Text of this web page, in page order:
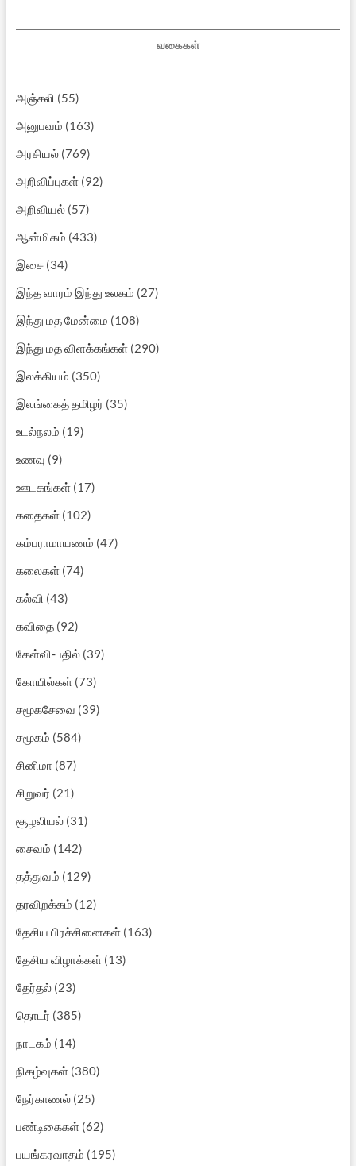
வகைகள்
அஞ்சலி (55)
அனுபவம் (163)
அரசியல்(769)
அறிவிப்புகள்(92)
அறிவியல்(57)
ஆன்மிகம் (433)
இசை(34)
இந்த வாரம் இந்து உலகம் (27)
இந்து மத மேன்மை (108)
இந்து மத விளக்கங்கள்(290)
இலக்கியம் (350)
இலங்கைத் தமிழர் (35)
உடல்நலம் (19)
உணவு (9)
ஊடகங்கள்(17)
கதைகள்(102)
கம்பராமாயணம் (47)
கலைகள்(74)
கல்வி (43)
கவிதை(92)
கேள்வி-பதில்(39)
கோயில்கள்(73)
சமூகசேவை (39)
சமூகம் (584)
சினிமா (87)
சிறுவர் (21)
சூழலியல்(31)
சைவம் (142)
தத்துவம் (129)
தரவிறக்கம் (12)
தேசிய பிரச்சினைகள்(163)
தேசிய விழாக்கள்(13)
தேர்தல்(23)
தொடர் (385)
நாடகம் (14)
நிகழ்வுகள்(380)
நேர்காணல்(25)
பண்டிகைகள்(62)
பயங்கரவாதம் (195)